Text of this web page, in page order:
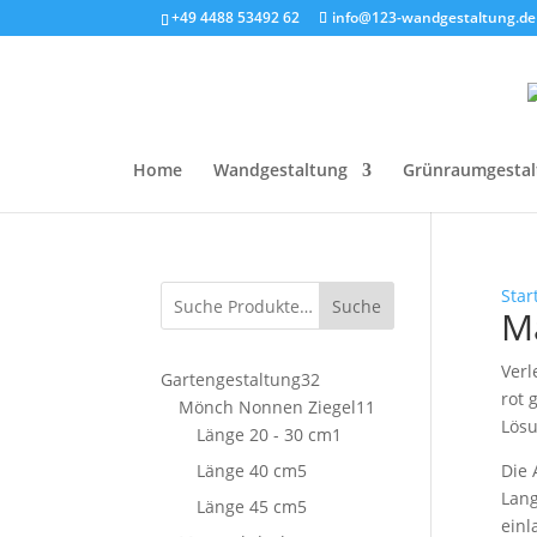
+49 4488 53492 62 info@123-wandgestaltung.de
Home Wandgestaltung
rot
Die
Suche
Gartengestaltung32
Produkte
Mönch Nonnen Ziegel11
Länge 20 - 30 cm1
Länge 40 cm5
Länge 45 cm5